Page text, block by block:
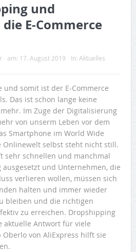
und
E-Commerce
am: 17. August 2019 In: Aktuelles
somit ist der E-Commerce
Das ist schon lange keine
Im Zuge der Digitalisierung
von unserm Leben vor dem
Smartphone im World Wide
Onlinewelt selbst steht nicht still.
sehr schnellen und manchmal
und Unternehmen, die
verlieren wollen, müssen sich
halten und immer wieder
bleiben und die richtigen
zu erreichen. Dropshipping
aktuelle Antwort für viele
von AliExpress hilft sie